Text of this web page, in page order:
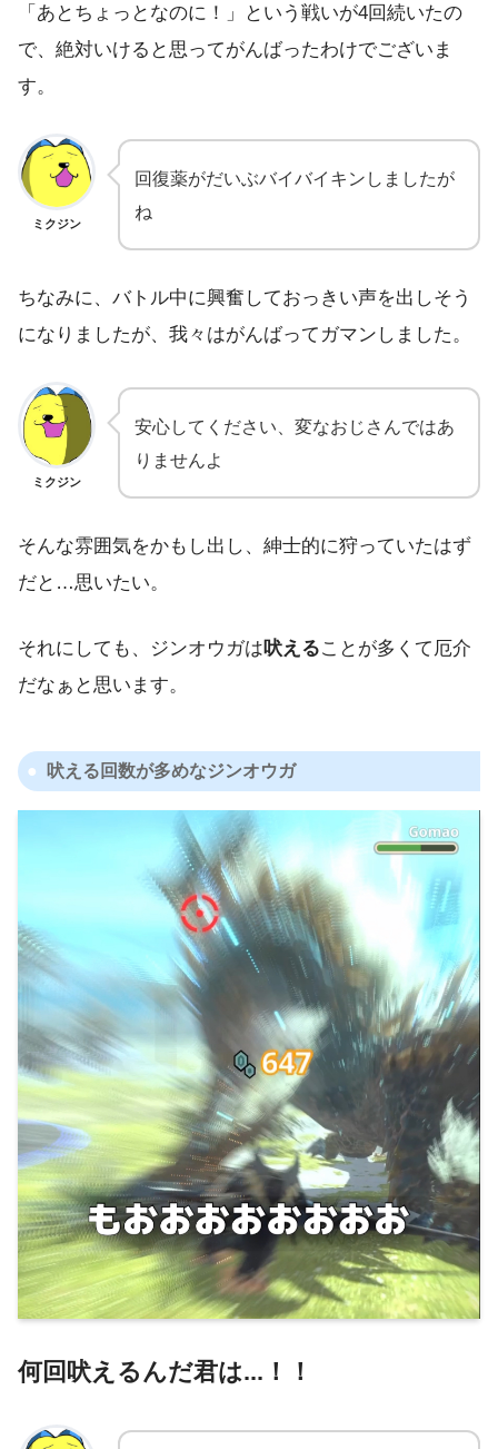
「あとちょっとなのに！」という戦いが4回続いたの
で、絶対いけると思ってがんばったわけでございま
す。
ミクジン
回復薬がだいぶバイバイキンしましたが
ね
ちなみに、バトル中に興奮しておっきい声を出しそう
になりましたが、我々はがんばってガマンしました。
ミクジン
安心してください、変なおじさんではあ
りませんよ
そんな雰囲気をかもし出し、紳士的に狩っていたはず
だと…思いたい。
それにしても、ジンオウガは吠えることが多くて厄介
だなぁと思います。
吠える回数が多めなジンオウガ
何回吠えるんだ君は... ！！